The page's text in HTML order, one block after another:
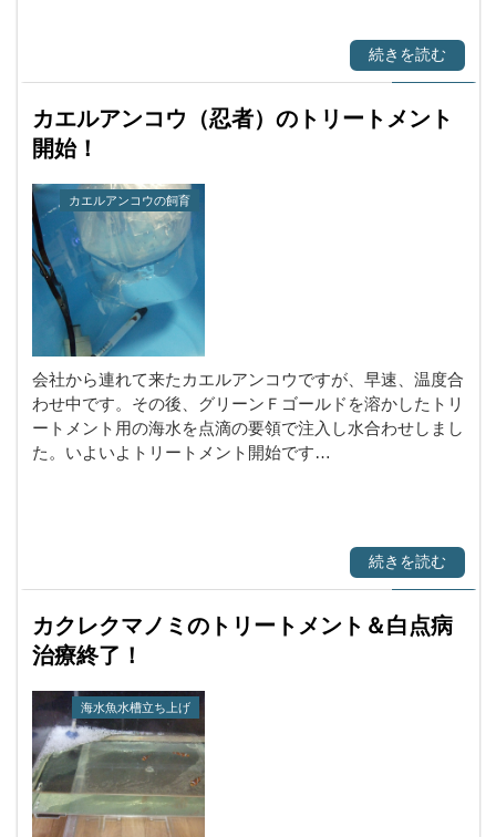
続きを読む
カエルアンコウ（忍者）のトリートメント
開始！
カエルアンコウの飼育
会社から連れて来たカエルアンコウですが、早速、温度合
わせ中です。その後、グリーンＦゴールドを溶かしたトリ
ートメント用の海水を点滴の要領で注入し水合わせしまし
た。いよいよトリートメント開始です…
続きを読む
カクレクマノミのトリートメント＆白点病
治療終了！
海水魚水槽立ち上げ